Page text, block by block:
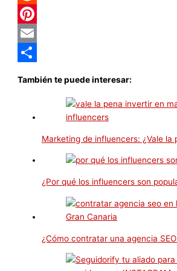
Reddit
Pinterest
Email
También te puede interesar:
Marketing de influencers: ¿Vale la
¿Por qué los influencers son
¿Cómo contratar una agencia